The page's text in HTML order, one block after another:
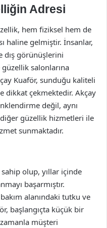
Adresi
hem fiziksel hem de
haline gelmiştir. İnsanlar,
dış görünüşlerini
salonlarına
Kuaför, sunduğu kaliteli
dikkat çekmektedir. Akçay
değil, aynı
güzellik hizmetleri ile
sunmaktadır.
olup, yıllar içinde
başarmıştır.
alanındaki tutku ve
başlangıçta küçük bir
müşteri